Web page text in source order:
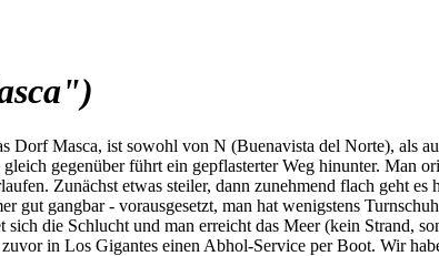
Masca, ist sowohl von N (Buenavista del Norte), als
gegenüber führt ein gepflasterter Weg hinunter. Man
Zunächst etwas steiler, dann zunehmend flach geht
gut gangbar - vorausgesetzt, man hat wenigstens
die Schlucht und man erreicht das Meer (kein Strand,
in Los Gigantes einen Abhol-Service per Boot. Wir